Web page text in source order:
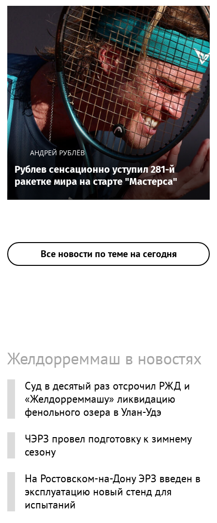
АНДРЕЙ РУБЛЁВ
Рублев сенсационно уступил 281-й
ракетке мира на старте "Мастерса"
Все новости по теме на сегодня
Желдорреммаш в новостях
Суд в десятый раз отсрочил РЖД и
«Желдорреммашу» ликвидацию
фенольного озера в Улан-Удэ
ЧЭРЗ провел подготовку к зимнему
сезону
На Ростовском-на-Дону ЭРЗ введен в
эксплуатацию новый стенд для
испытаний